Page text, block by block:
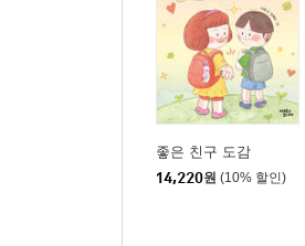
좋은 친구 도감
14,220원 (10% 할인)